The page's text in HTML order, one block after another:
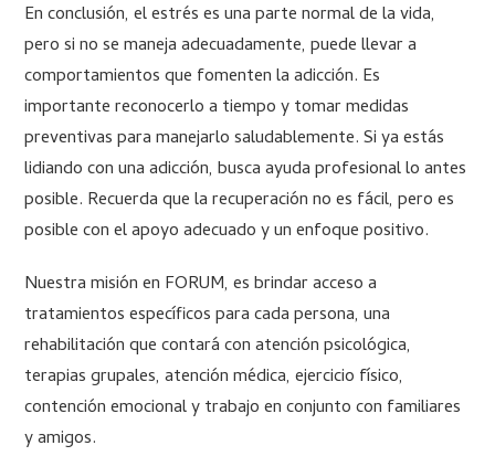
En conclusión, el estrés es una parte normal de la vida,
pero si no se maneja adecuadamente, puede llevar a
comportamientos que fomenten la adicción. Es
importante reconocerlo a tiempo y tomar medidas
preventivas para manejarlo saludablemente. Si ya estás
lidiando con una adicción, busca ayuda profesional lo antes
posible. Recuerda que la recuperación no es fácil, pero es
posible con el apoyo adecuado y un enfoque positivo.
Nuestra misión en FORUM, es brindar acceso a
tratamientos específicos para cada persona, una
rehabilitación que contará con atención psicológica,
terapias grupales, atención médica, ejercicio físico,
contención emocional y trabajo en conjunto con familiares
y amigos.